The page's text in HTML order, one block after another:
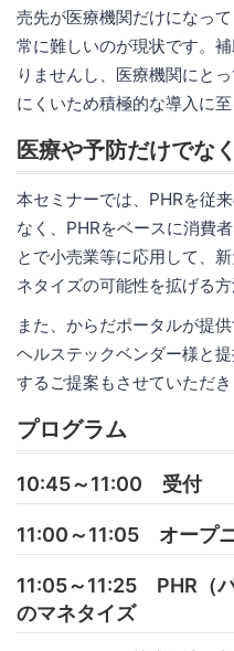
売先が医療機関だけになっ
常に難しいのが現状です。
りませんし、医療機関にと
にくいため積極的な導入に
医療や予防だけでな
本セミナーでは、PHRを従
なく、PHRをベースに消費
とで小売業等に応用して、
ネタイズの可能性を拡げる
また、からだポータルが提
ヘルステックベンダー様と
するご提案もさせていただき
プログラム
10:45～11:00 受付
11:00～11:05 オープ
11:05～11:25 PHR（パ
のマネタイズ